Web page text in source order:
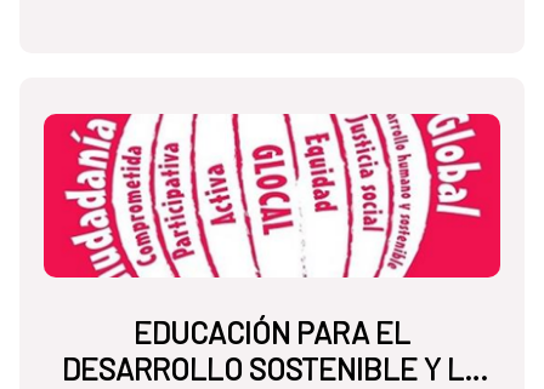
EDUCACIÓN PARA EL
DESARROLLO SOSTENIBLE Y LA